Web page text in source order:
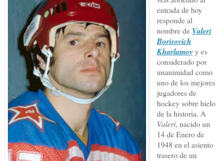
entrada de hoy
responde al
nombre de Valeri
Borisovich
Kharlamovy es
considerado por
unanimidad como
uno de los mejores
jugadores de
hockey sobre hielo
de la historia. A
Valeri, nacido un
14 de Enero de
1948 en el asiento
trasero de un